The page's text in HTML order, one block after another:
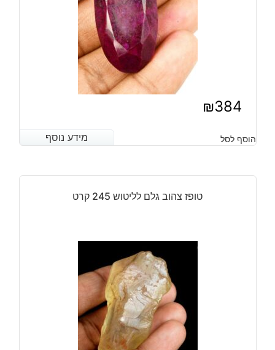
₪384
מידע נוסף הוסף לסל מידע נוסף
טופז צהוב גלם לליטוש 245 קרט